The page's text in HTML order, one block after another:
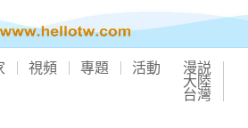
視頻 專題 活動 漫説
大陸
台灣